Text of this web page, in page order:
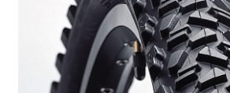
ANVELOPE
MENTENANTA